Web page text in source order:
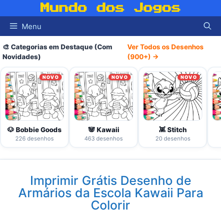
para
conteúdo
Mundo dos Jogos
Menu
🎨 Categorias em Destaque (Com
Novidades)
Ver Todos os Desenhos
(900+) →
NOVO
🐶 Bobbie Goods
226 desenhos
NOVO
🐼 Kawaii
463 desenhos
NOVO
👾 Stitch
20 desenhos
Imprimir Grátis Desenho de
Armários da Escola Kawaii Para
Colorir